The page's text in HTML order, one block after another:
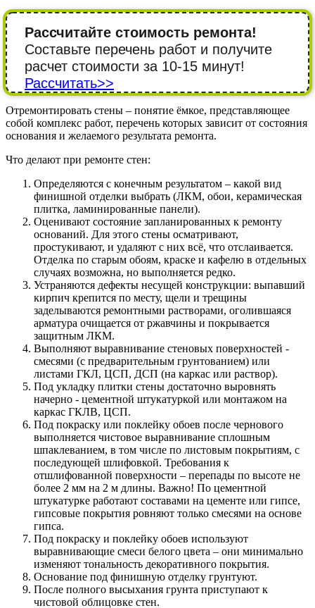
Рассчитайте стоимость ремонта!
Составьте перечень работ и получите
расчет стоимости за 10-15 минут!
Рассчитать>>
Отремонтировать стены – понятие ёмкое, представляющее
собой комплекс работ, перечень которых зависит от состояния
основания и желаемого результата ремонта.
Что делают при ремонте стен:
Определяются с конечным результатом – какой вид
финишной отделки выбрать (ЛКМ, обои, керамическая
плитка, ламинированные панели).
Оценивают состояние запланированных к ремонту
оснований. Для этого стены осматривают,
простукивают, и удаляют с них всё, что отслаивается.
Отделка по старым обоям, краске и кафелю в отдельных
случаях возможна, но выполняется редко.
Устраняются дефекты несущей конструкции: выпавший
кирпич крепится по месту, щели и трещины
заделываются ремонтными растворами, оголившаяся
арматура очищается от ржавчины и покрывается
защитным ЛКМ.
Выполняют выравнивание стеновых поверхностей -
смесями (с предварительным грунтованием) или
листами ГКЛ, ЦСП, ДСП (на каркас или раствор).
Под укладку плитки стены достаточно выровнять
начерно - цементной штукатуркой или монтажом на
каркас ГКЛВ, ЦСП.
Под покраску или поклейку обоев после чернового
выполняется чистовое выравнивание сплошным
шпаклеванием, в том числе по листовым покрытиям, с
последующей шлифовкой. Требования к
отшлифованной поверхности – перепады по высоте не
более 2 мм на 2 м длины. Важно! По цементной
штукатурке работают составами на цементе или гипсе,
гипсовые покрытия ровняют только смесями на основе
гипса.
Под покраску и поклейку обоев используют
выравнивающие смеси белого цвета – они минимально
изменяют тональность декоративного покрытия.
Основание под финишную отделку грунтуют.
После полного высыхания грунта приступают к
чистовой облицовке стен.